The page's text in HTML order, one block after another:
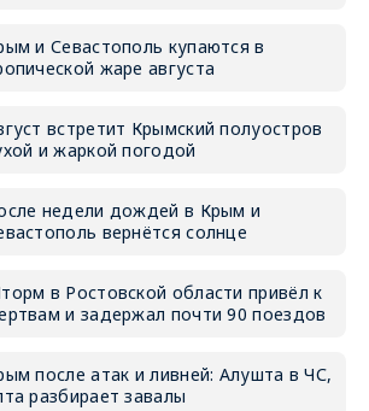
и Севастополь купаются в
жаре августа
встретит Крымский полуостров
и жаркой погодой
недели дождей в Крым и
вернётся солнце
в Ростовской области привёл к
и задержал почти 90 поездов
после атак и ливней: Алушта в ЧС,
разбирает завалы